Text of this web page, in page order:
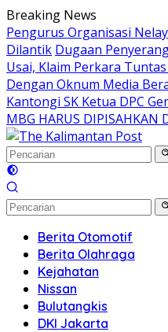
Langsung
ke
konten
Breaking News
Pengurus Organisasi
Dilantik Dugaan
Usai, Klaim Perkara
Dengan Oknum Media
Kantongi SK Ketua DPC
MBG HARUS DIPISAHKAN
Berita Otomotif
Berita Olahraga
Kejahatan
Nissan
Bulutangkis
DKI Jakarta